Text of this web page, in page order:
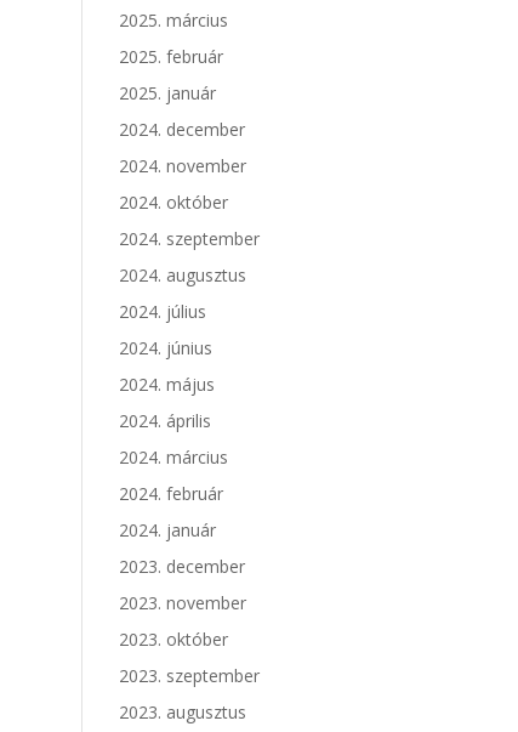
2025. március
2025. február
2025. január
2024. december
2024. november
2024. október
2024. szeptember
2024. augusztus
2024. július
2024. június
2024. május
2024. április
2024. március
2024. február
2024. január
2023. december
2023. november
2023. október
2023. szeptember
2023. augusztus